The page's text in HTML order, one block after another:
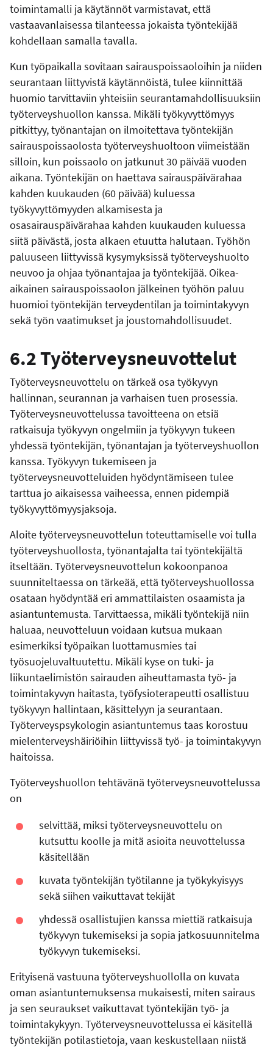
toimintamalli ja käytännöt varmistavat, että
vastaavanlaisessa tilanteessa jokaista työntekijää
kohdellaan samalla tavalla.
Kun työpaikalla sovitaan sairauspoissaoloihin ja niiden
seurantaan liittyvistä käytännöistä, tulee kiinnittää
huomio tarvittaviin yhteisiin seurantamahdollisuuksiin
työterveyshuollon kanssa. Mikäli työkyvyttömyys
pitkittyy, työnantajan on ilmoitettava työntekijän
sairauspoissaolosta työterveyshuoltoon viimeistään
silloin, kun poissaolo on jatkunut 30 päivää vuoden
aikana. Työntekijän on haettava sairauspäivärahaa
kahden kuukauden (60 päivää) kuluessa
työkyvyttömyyden alkamisesta ja
osasairauspäivärahaa kahden kuukauden kuluessa
siitä päivästä, josta alkaen etuutta halutaan. Työhön
paluuseen liittyvissä kysymyksissä työterveyshuolto
neuvoo ja ohjaa työnantajaa ja työntekijää. Oikea-
aikainen sairauspoissaolon jälkeinen työhön paluu
huomioi työntekijän terveydentilan ja toimintakyvyn
sekä työn vaatimukset ja joustomahdollisuudet.
6.2 Työterveysneuvottelut
Työterveysneuvottelu on tärkeä osa työkyvyn
hallinnan, seurannan ja varhaisen tuen prosessia.
Työterveysneuvottelussa tavoitteena on etsiä
ratkaisuja työkyvyn ongelmiin ja työkyvyn tukeen
yhdessä työntekijän, työnantajan ja työterveyshuollon
kanssa. Työkyvyn tukemiseen ja
työterveysneuvotteluiden hyödyntämiseen tulee
tarttua jo aikaisessa vaiheessa, ennen pidempiä
työkyvyttömyysjaksoja.
Aloite työterveysneuvottelun toteuttamiselle voi tulla
työterveyshuollosta, työnantajalta tai työntekijältä
itseltään. Työterveysneuvottelun kokoonpanoa
suunniteltaessa on tärkeää, että työterveyshuollossa
osataan hyödyntää eri ammattilaisten osaamista ja
asiantuntemusta. Tarvittaessa, mikäli työntekijä niin
haluaa, neuvotteluun voidaan kutsua mukaan
esimerkiksi työpaikan luottamusmies tai
työsuojeluvaltuutettu. Mikäli kyse on tuki- ja
liikuntaelimistön sairauden aiheuttamasta työ- ja
toimintakyvyn haitasta, työfysioterapeutti osallistuu
työkyvyn hallintaan, käsittelyyn ja seurantaan.
Työterveyspsykologin asiantuntemus taas korostuu
mielenterveyshäiriöihin liittyvissä työ- ja toimintakyvyn
haitoissa.
Työterveyshuollon tehtävänä työterveysneuvottelussa
on
selvittää, miksi työterveysneuvottelu on
kutsuttu koolle ja mitä asioita neuvottelussa
käsitellään
kuvata työntekijän työtilanne ja työkykyisyys
sekä siihen vaikuttavat tekijät
yhdessä osallistujien kanssa miettiä ratkaisuja
työkyvyn tukemiseksi ja sopia jatkosuunnitelma
työkyvyn tukemiseksi.
Erityisenä vastuuna työterveyshuollolla on kuvata
oman asiantuntemuksensa mukaisesti, miten sairaus
ja sen seuraukset vaikuttavat työntekijän työ- ja
toimintakykyyn. Työterveysneuvottelussa ei käsitellä
työntekijän potilastietoja, vaan keskustellaan niistä